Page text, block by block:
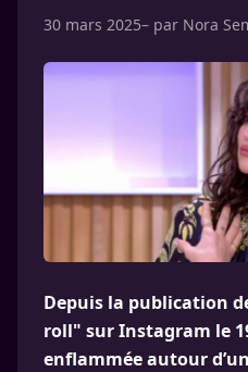
30 mars 2025– par Nora
Depuis la publication
roll" sur Instagram le
enflammée autour